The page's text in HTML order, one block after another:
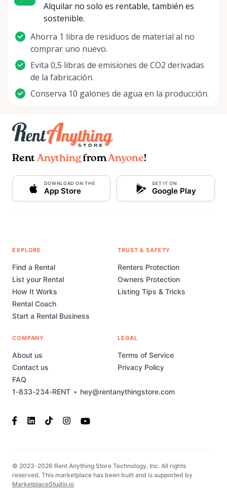
Alquilar no solo es rentable, también es
sostenible.
Ahorra 1 libra de residuos de material al no
comprar uno nuevo.
Evita 0,5 libras de emisiones de CO2 derivadas
de la fabricación.
Conserva 10 galones de agua en la producción.
Rent AnythingfromAnyone!
DOWNLOAD ON THE
App Store
GET IT ON
Google Play
1-833-234-RENT • hey@rentanythingstore.com
EXPLORE
Find a Rental
List your Rental
How It Works
Rental Coach
Start a Rental Business
TRUST & SAFETY
Renters Protection
Owners Protection
Listing Tips & Tricks
COMPANY
About us
Contact us
FAQ
LEGAL
Terms of Service
Privacy Policy
© 2023-2026 Rent Anything Store Technology, Inc. All rights
reserved. This marketplace has been built and is supported by
MarketplaceStudio.io